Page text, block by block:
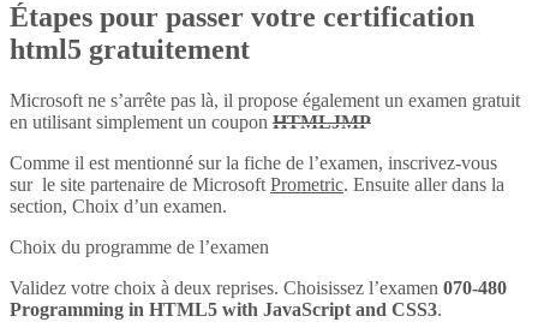
Étapes pour passer votre certification
html5 gratuitement
Microsoft ne s’arrête pas là, il propose également un examen gratuit
en utilisant simplement un coupon HTMLJMP
Comme il est mentionné sur la fiche de l’examen, inscrivez-vous
sur le site partenaire de Microsoft Prometric. Ensuite aller dans la
section, Choix d’un examen.
Choix du programme de l’examen
Validez votre choix à deux reprises. Choisissez l’examen 070-480
Programming in HTML5 with JavaScript and CSS3.